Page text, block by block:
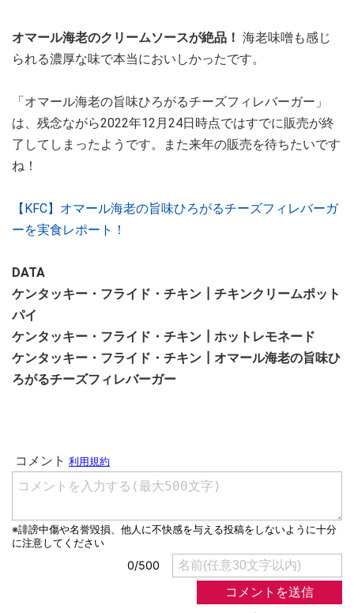
オマール海老のクリームソースが絶品！ 海老味噌も感じ
られる濃厚な味で本当においしかったです。
「オマール海老の旨味ひろがるチーズフィレバーガー」
は、残念ながら2022年12月24日時点ではすでに販売が終
了してしまったようです。また来年の販売を待ちたいです
ね！
【KFC】オマール海老の旨味ひろがるチーズフィレバーガ
ーを実食レポート！
DATA
ケンタッキー・フライド・チキン┃チキンクリームポット
パイ
ケンタッキー・フライド・チキン┃ホットレモネード
ケンタッキー・フライド・チキン┃オマール海老の旨味ひ
ろがるチーズフィレバーガー